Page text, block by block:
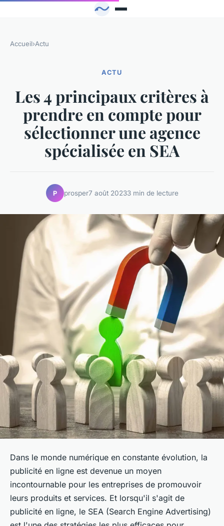
Accueil›Actu
ACTU
Les 4 principaux critères à
prendre en compte pour
sélectionner une agence
spécialisée en SEA
P prosper7 août 20233 min de lecture
Dans le monde numérique en constante évolution, la
publicité en ligne est devenue un moyen
incontournable pour les entreprises de promouvoir
leurs produits et services. Et lorsqu'il s'agit de
publicité en ligne, le SEA (Search Engine Advertising)